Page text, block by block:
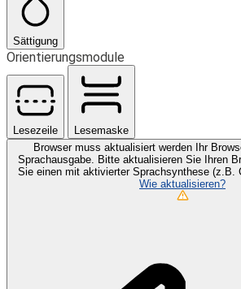
Sättigung
Orientierungsmodule
Lesezeile
Lesemaske
Browser muss aktualisiert werden
Ihr
Sprachausgabe. Bitte aktualisieren Sie Ihren
Sie einen mit aktivierter Sprachsynthese (z.B.
Wie aktualisieren?